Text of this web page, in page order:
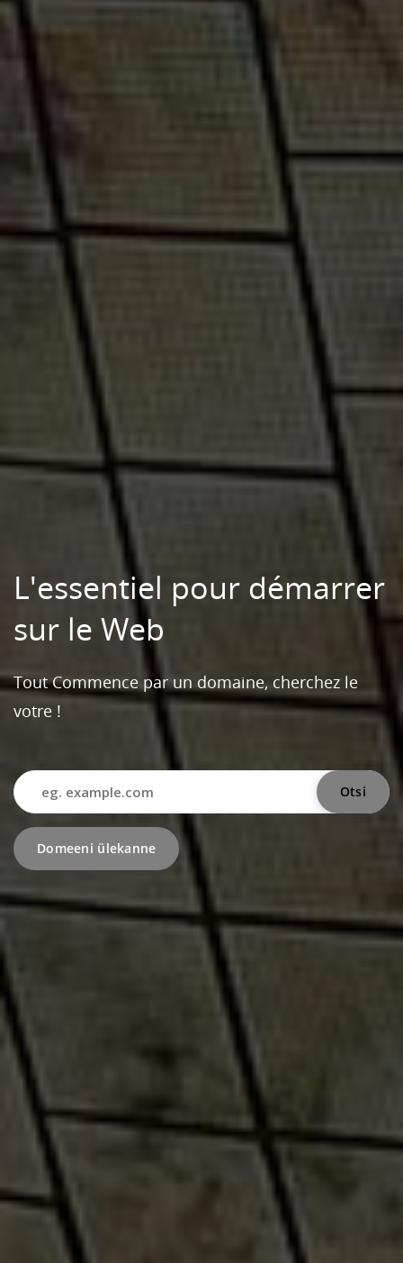
L'essentiel pour démarrer
sur le Web
Tout Commence par un domaine, cherchez le
votre !